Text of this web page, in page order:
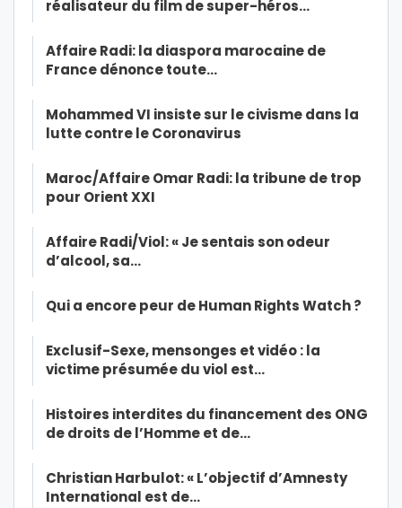
réalisateur du film de super-héros…
Affaire Radi: la diaspora marocaine de
France dénonce toute…
Mohammed VI insiste sur le civisme dans la
lutte contre le Coronavirus
Maroc/Affaire Omar Radi: la tribune de trop
pour Orient XXI
Affaire Radi/Viol: « Je sentais son odeur
d’alcool, sa…
Qui a encore peur de Human Rights Watch ?
Exclusif-Sexe, mensonges et vidéo : la
victime présumée du viol est…
Histoires interdites du financement des ONG
de droits de l’Homme et de…
Christian Harbulot: « L’objectif d’Amnesty
International est de…